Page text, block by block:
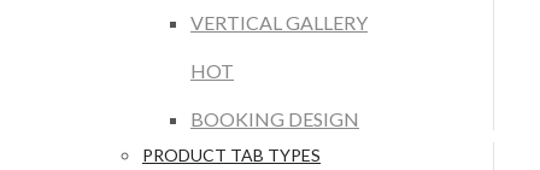
VERTICAL GALLERY
HOT
BOOKING DESIGN
PRODUCT TAB TYPES